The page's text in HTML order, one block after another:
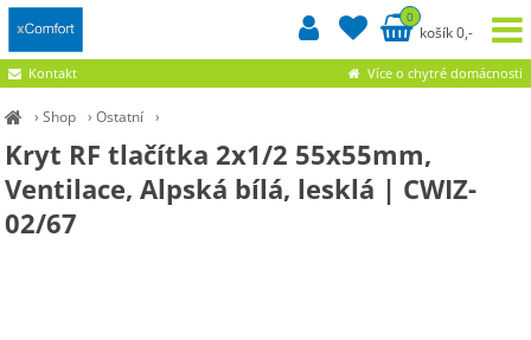
›Shop ›Ostatní ›
Kryt RF tlačítka 2x1/2 55x55mm,
Ventilace, Alpská bílá, lesklá | CWIZ-
02/67
0
košík 0,-
Více o chytré domácnosti
Kontakt